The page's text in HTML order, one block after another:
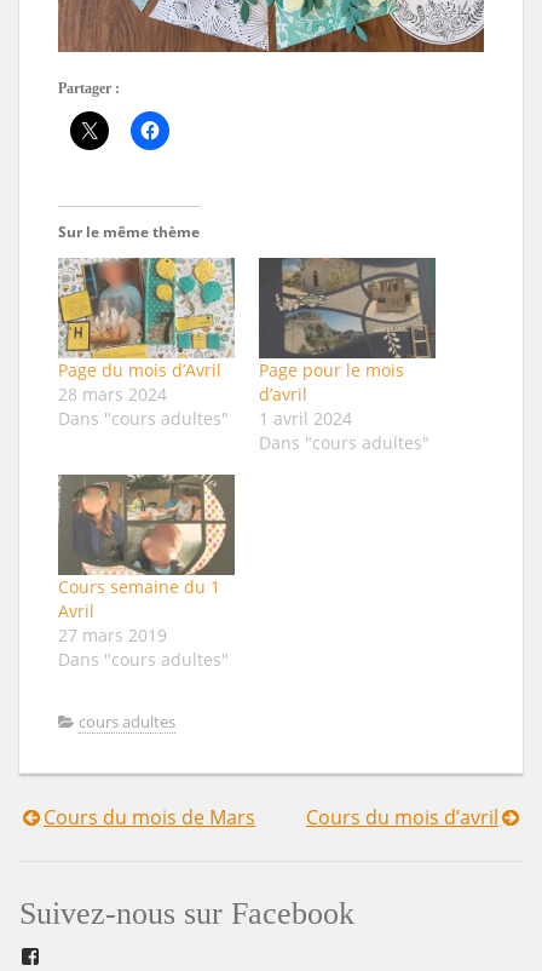
Partager :
Sur le même thème
Page du mois d’Avril
28 mars 2024
Dans "cours adultes"
Page pour le mois
d’avril
1 avril 2024
Dans "cours adultes"
Cours semaine du 1
Avril
27 mars 2019
Dans "cours adultes"
cours adultes
Navigation
l’article
Cours du mois de Mars Cours du mois d’avril
Suivez-nous sur Facebook